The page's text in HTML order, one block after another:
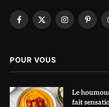
Facebook
X
Instagram
POUR VOUS
Le
fait